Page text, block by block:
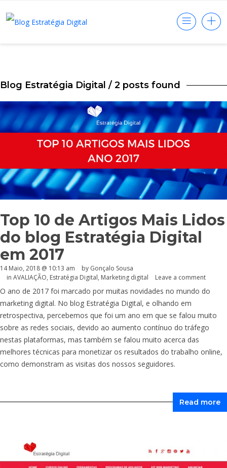
Blog Estratégia Digital / 2 posts found
Top 10 de Artigos Mais Lidos
do blog Estratégia Digital
em 2017
14 Maio, 2018 @ 10:13 am by Gonçalo Sousa
in AVALIAÇÃO, Estratégia Digital, Marketing digital Leave a comment
O ano de 2017 foi marcado por muitas novidades no mundo do
marketing digital. No blog Estratégia Digital, e olhando em
retrospectiva, percebemos que foi um ano em que se falou muito
sobre as redes sociais, devido ao aumento contínuo do tráfego
nestas plataformas, mas também se falou muito acerca das
melhores técnicas para monetizar os resultados do trabalho online,
como demonstram as visitas dos nossos seguidores.
Read more